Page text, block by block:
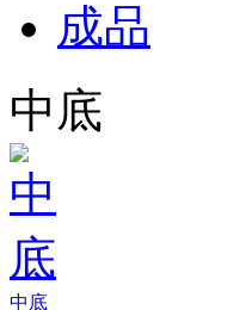
成品
中底
中底